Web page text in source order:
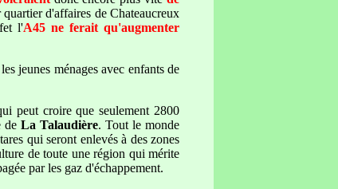
d'affaires de Chateaucreux
l'A45 ne ferait qu'augmenter
jeunes ménages avec enfants de
peut croire que seulement 2800
de La Talaudière. Tout le monde
qui seront enlevés à des zones
de toute une région qui mérite
par les gaz d'échappement.